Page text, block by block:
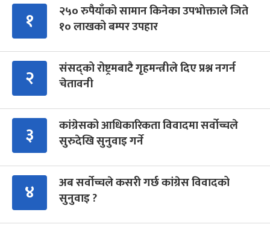
१
२५० रुपैयाँको सामान किनेका उपभोक्ताले जिते
१० लाखको बम्पर उपहार
२
संसद्को रोष्ट्रमबाटै गृहमन्त्रीले दिए प्रश्न नगर्न
चेतावनी
३
कांग्रेसको आधिकारिकता विवादमा सर्वोच्चले
सुरुदेखि सुनुवाइ गर्ने
४
अब सर्वोच्चले कसरी गर्छ कांग्रेस विवादको
सुनुवाइ ?